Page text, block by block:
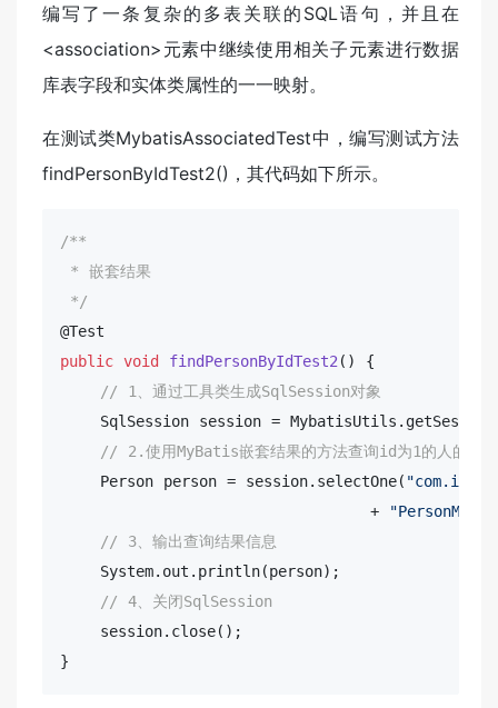
编写了一条复杂的多表关联的SQL语句，并且在
<association>元素中继续使用相关子元素进行数据
库表字段和实体类属性的一一映射。
在测试类MybatisAssociatedTest中，编写测试方法
findPersonByIdTest2()，其代码如下所示。
/**
* 嵌套结果
*/
@
public void findPersonByIdTest2 ()
{
// 1、通过工具类生成SqlSession对象
SqlSession session =
// 2.使用MyBatis嵌套结果的方法查询id为1的人的信息
    Person person = session.selectOne(
                               +
// 3、输出查询结果信息
    System.out.
println(person);
// 4、关闭SqlSession
    session.
close();
}